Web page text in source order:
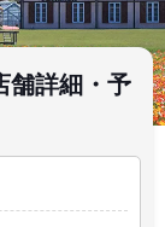
舗詳細・予